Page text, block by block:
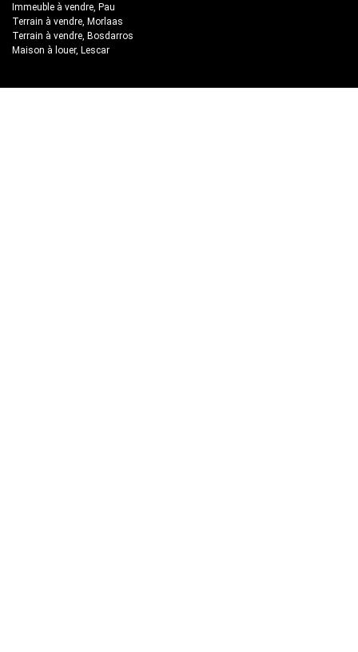
Immeuble à vendre, Pau
Terrain à vendre, Morlaas
Terrain à vendre, Bosdarros
Maison à louer, Lescar